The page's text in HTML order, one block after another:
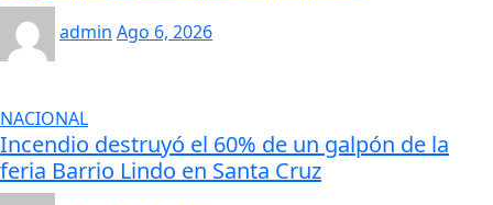
admin Ago 6, 2026
NACIONAL
Incendio destruyó el 60% de un galpón de la
feria Barrio Lindo en Santa Cruz